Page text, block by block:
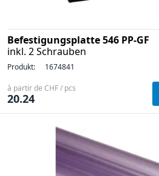
Befestigungsplatte 546 PP-GF
inkl. 2 Schrauben
Produkt: 1674841
à partir de CHF / pcs
20.24